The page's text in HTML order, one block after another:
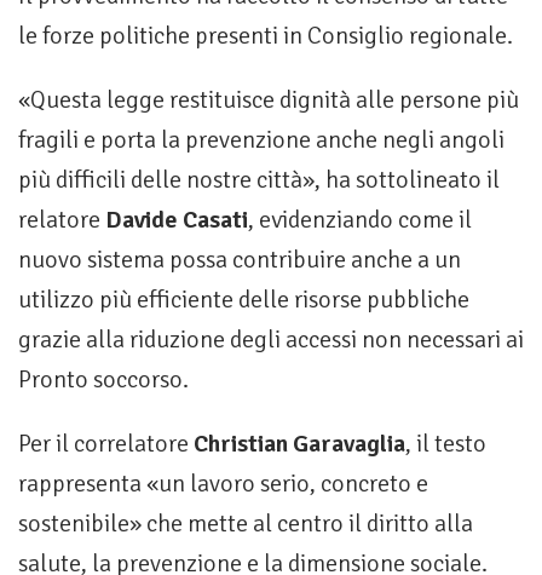
le forze politiche presenti in Consiglio regionale.
«Questa legge restituisce dignità alle persone più
fragili e porta la prevenzione anche negli angoli
più difficili delle nostre città», ha sottolineato il
relatore Davide Casati, evidenziando come il
nuovo sistema possa contribuire anche a un
utilizzo più efficiente delle risorse pubbliche
grazie alla riduzione degli accessi non necessari ai
Pronto soccorso.
Per il correlatore Christian Garavaglia, il testo
rappresenta «un lavoro serio, concreto e
sostenibile» che mette al centro il diritto alla
salute, la prevenzione e la dimensione sociale.